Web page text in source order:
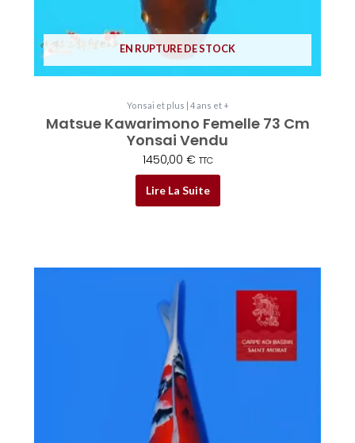
EN RUPTURE DE STOCK
Yonsai et plus | 4 ans et +
Matsue Kawarimono Femelle 73 Cm
Yonsai Vendu
1450,00 € TTC
Lire La Suite